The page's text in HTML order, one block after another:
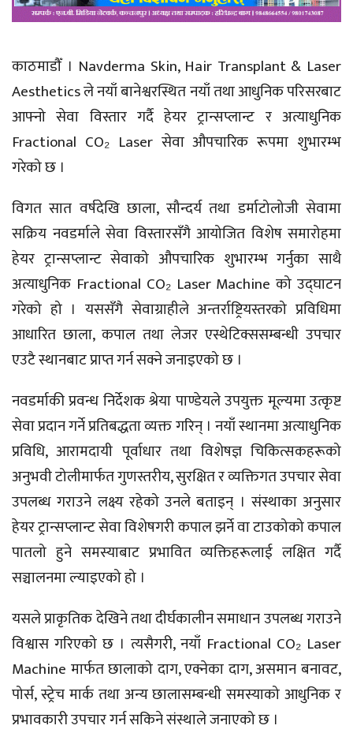
काठमाडौँ । Navderma Skin, Hair Transplant & Laser
Aesthetics ले नयाँ बानेश्वरस्थित नयाँ तथा आधुनिक परिसरबाट
आफ्नो सेवा विस्तार गर्दै हेयर ट्रान्सप्लान्ट र अत्याधुनिक
Fractional CO₂ Laser सेवा औपचारिक रूपमा शुभारम्भ
गरेको छ ।
विगत सात वर्षदेखि छाला, सौन्दर्य तथा डर्माटोलोजी सेवामा
सक्रिय नवडर्माले सेवा विस्तारसँगै आयोजित विशेष समारोहमा
हेयर ट्रान्सप्लान्ट सेवाको औपचारिक शुभारम्भ गर्नुका साथै
अत्याधुनिक Fractional CO₂ Laser Machine को उद्घाटन
गरेको हो । यससँगै सेवाग्राहीले अन्तर्राष्ट्रियस्तरको प्रविधिमा
आधारित छाला, कपाल तथा लेजर एस्थेटिक्ससम्बन्धी उपचार
एउटै स्थानबाट प्राप्त गर्न सक्ने जनाइएको छ ।
नवडर्माकी प्रवन्ध निर्देशक श्रेया पाण्डेयले उपयुक्त मूल्यमा उत्कृष्ट
सेवा प्रदान गर्ने प्रतिबद्धता व्यक्त गरिन् । नयाँ स्थानमा अत्याधुनिक
प्रविधि, आरामदायी पूर्वाधार तथा विशेषज्ञ चिकित्सकहरूको
अनुभवी टोलीमार्फत गुणस्तरीय, सुरक्षित र व्यक्तिगत उपचार सेवा
उपलब्ध गराउने लक्ष्य रहेको उनले बताइन् । संस्थाका अनुसार
हेयर ट्रान्सप्लान्ट सेवा विशेषगरी कपाल झर्ने वा टाउकोको कपाल
पातलो हुने समस्याबाट प्रभावित व्यक्तिहरूलाई लक्षित गर्दै
सञ्चालनमा ल्याइएको हो ।
यसले प्राकृतिक देखिने तथा दीर्घकालीन समाधान उपलब्ध गराउने
विश्वास गरिएको छ । त्यसैगरी, नयाँ Fractional CO₂ Laser
Machine मार्फत छालाको दाग, एक्नेका दाग, असमान बनावट,
पोर्स, स्ट्रेच मार्क तथा अन्य छालासम्बन्धी समस्याको आधुनिक र
प्रभावकारी उपचार गर्न सकिने संस्थाले जनाएको छ ।